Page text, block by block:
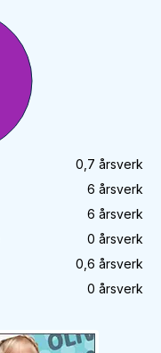
0,7 årsverk
6 årsverk
6 årsverk
0 årsverk
0,6 årsverk
0 årsverk